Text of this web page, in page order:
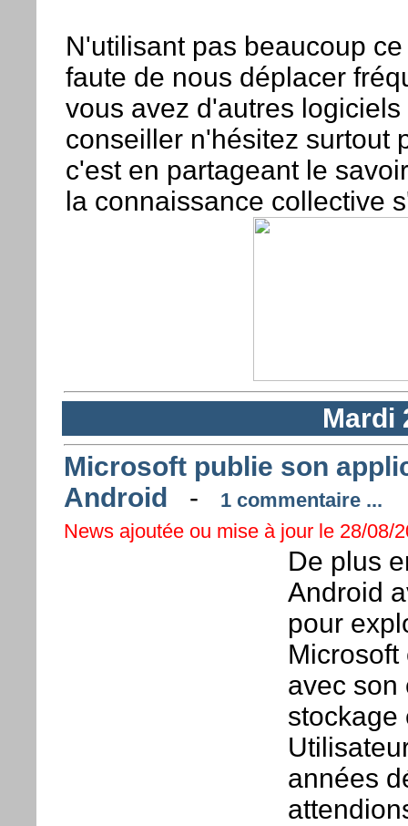
N'utilisant pas beaucoup
faute de nous déplacer
vous avez d'autres logiciels
conseiller n'hésitez surtout
c'est en partageant le
la connaissance collective
Mardi
Microsoft publie son
Android
-
1 commentaire ...
News ajoutée ou mise à jour le 28/08/
De plus
Android
pour
avec son
stockage
années